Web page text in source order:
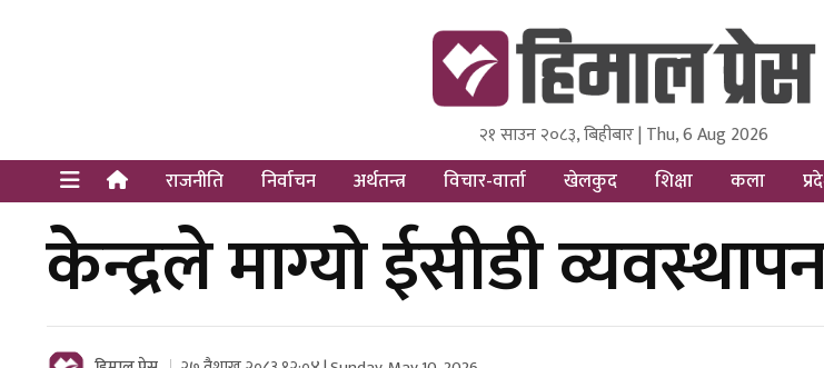
Himal Press
Dot NewsyNepal Media and Research Pvt Ltd.
२१ साउन २०८३, बिहीबार | Thu, 6 Aug 2026
राजनीति निर्वाचन अर्थतन्त्र विचार-वार्ता खेलकुद शिक्षा कला
केन्द्रले माग्यो ईसीडी